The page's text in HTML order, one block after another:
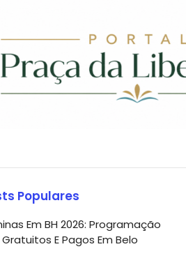
Populares
Em BH 2026: Programação
E Pagos Em Belo